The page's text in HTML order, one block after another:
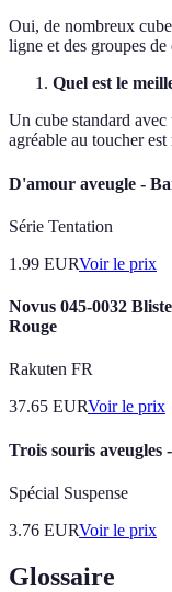
Oui, de nombreux
ligne et des groupes de
Quel est le
Un cube standard
agréable au toucher
D'amour aveugle -
Série Tentation
1.99 EURVoir le prix
Novus 045-0032
Rouge
Rakuten FR
37.65 EURVoir le prix
Trois souris
Spécial Suspense
3.76 EURVoir le prix
Glossaire